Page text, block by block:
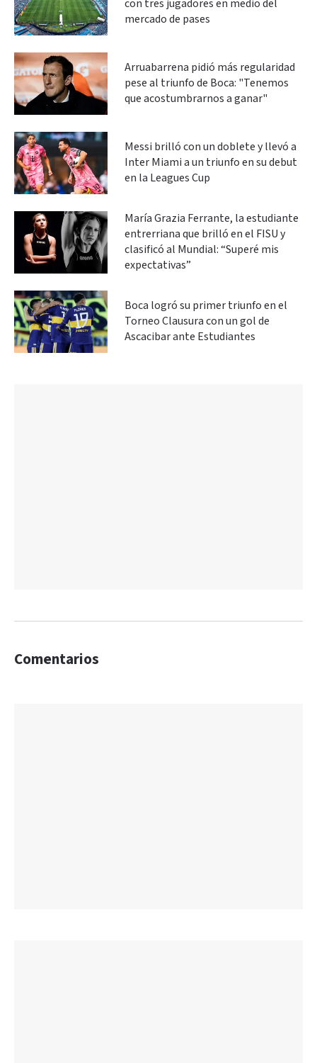
con tres jugadores en medio del
mercado de pases
Arruabarrena pidió más regularidad
pese al triunfo de Boca: "Tenemos
que acostumbrarnos a ganar"
Messi brilló con un doblete y llevó a
Inter Miami a un triunfo en su debut
en la Leagues Cup
María Grazia Ferrante, la estudiante
entrerriana que brilló en el FISU y
clasificó al Mundial: “Superé mis
expectativas”
Boca logró su primer triunfo en el
Torneo Clausura con un gol de
Ascacibar ante Estudiantes
Comentarios